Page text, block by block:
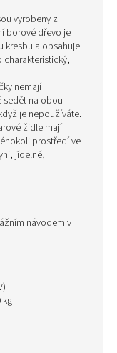
vyrobeny z
borové dřevo je
kresbu a obsahuje
charakteristický,
nemají
na obou
je nepoužíváte.
židle mají
prostředí ve
jídelně,
návodem v
kg